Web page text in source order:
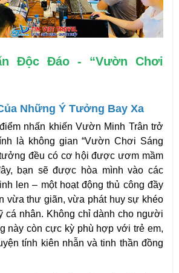
Độc Đáo - “Vườn Chơi
Những Ý Tưởng Bay Xa
nhấn khiến Vườn Minh Trân trở
là không gian “Vườn Chơi Sáng
đều có cơ hội được ươm mầm
bạn sẽ được hòa mình vào các
len – một hoạt động thủ công đầy
vừa thư giãn, vừa phát huy sự khéo
cá nhân. Không chỉ dành cho người
này còn cực kỳ phù hợp với trẻ em,
tính kiên nhẫn và tinh thần đồng